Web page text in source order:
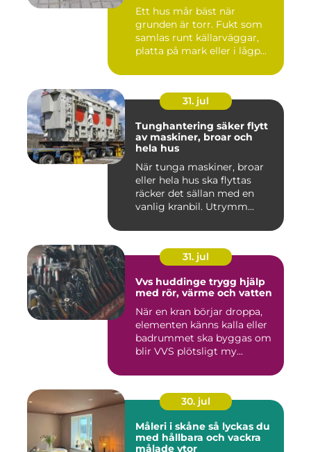
Ett hus mår bäst när
grunden är torr. Fukt som
samlas runt källarväggar,
platta på mark eller i lågp...
31. jul
Tunghantering säker flytt
av maskiner, broar och
hela hus
När tunga maskiner, broar
eller hela hus ska flyttas
räcker det sällan med en
vanlig kranbil. Utrymm...
31. jul
Vvs huddinge trygg hjälp
med rör, värme och vatten
När en kran börjar droppa,
elementen känns kalla eller
badrummet ska byggas om
blir VVS plötsligt my...
30. jul
Måleri i skåne så lyckas du
med hållbara och vackra
målade ytor